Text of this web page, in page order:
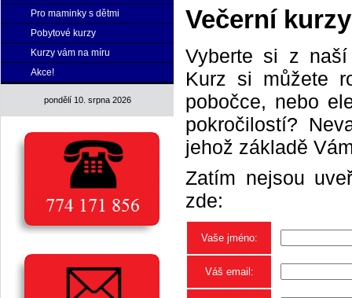
Pro maminky s dětmi
Pobytové kurzy
Kurzy vám na míru
Akce!
pondělí 10. srpna 2026
Večerní
Vyberte si z
Kurz si můžete
pobočce, nebo
pokročilostí?
jehož základě
Zatím nejsou
zde:
Vaše jméno:
Váš email: